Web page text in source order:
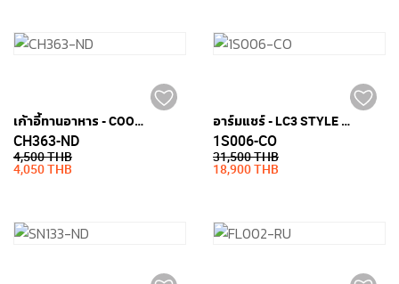
เก้าอี้ทานอาหาร - COOPER
CH363-ND
4,500 THB
4,050 THB
อาร์มแชร์ - LC3 STYLE (หนัง PU)
1S006-CO
31,500 THB
18,900 THB